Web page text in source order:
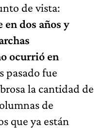
de vista:
en dos años y
ocurrió en
pasado fue
la cantidad de
de
que ya están